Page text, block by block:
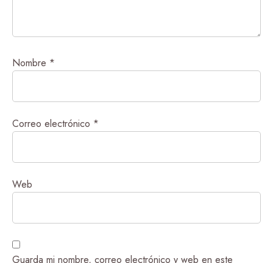
Nombre *
Correo electrónico *
Web
Guarda mi nombre, correo electrónico y web en este